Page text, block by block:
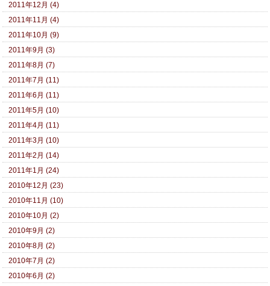
2011年12月 (4)
2011年11月 (4)
2011年10月 (9)
2011年9月 (3)
2011年8月 (7)
2011年7月 (11)
2011年6月 (11)
2011年5月 (10)
2011年4月 (11)
2011年3月 (10)
2011年2月 (14)
2011年1月 (24)
2010年12月 (23)
2010年11月 (10)
2010年10月 (2)
2010年9月 (2)
2010年8月 (2)
2010年7月 (2)
2010年6月 (2)